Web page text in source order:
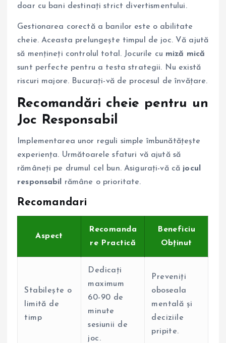
doar cu bani destinați strict divertismentului.
Gestionarea corectă a banilor este o abilitate
cheie. Aceasta prelungește timpul de joc. Vă ajută
să mențineți controlul total. Jocurile cu miză mică
sunt perfecte pentru a testa strategii. Nu există
riscuri majore. Bucurați-vă de procesul de învățare.
Recomandări cheie pentru un
Joc Responsabil
Implementarea unor reguli simple îmbunătățește
experiența. Următoarele sfaturi vă ajută să
rămâneți pe drumul cel bun. Asigurați-vă căjocul
responsabil rămâne o prioritate.
Recomandari
Aspect
Recomanda
re Practică
Beneficiu
Obținut
Stabilește o
limită de
timp
Dedicați
maximum
60-90 de
minute
sesiunii de
joc.
Preveniți
oboseala
mentală și
deciziile
pripite.